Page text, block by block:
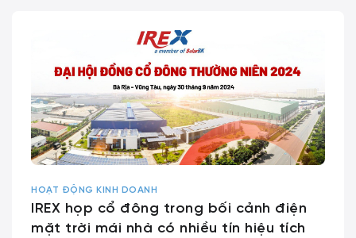
HOẠT ĐỘNG KINH DOANH
IREX họp cổ đông trong bối cảnh điện
mặt trời mái nhà có nhiều tín hiệu tích